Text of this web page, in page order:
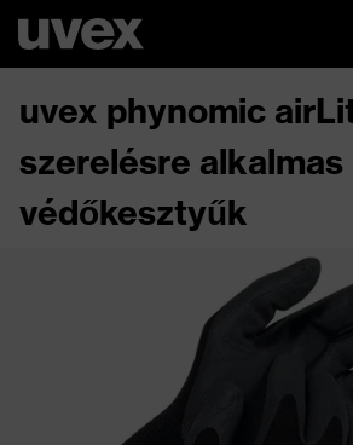
uvex phynomic
szerelésre alkalmas
védőkesztyűk